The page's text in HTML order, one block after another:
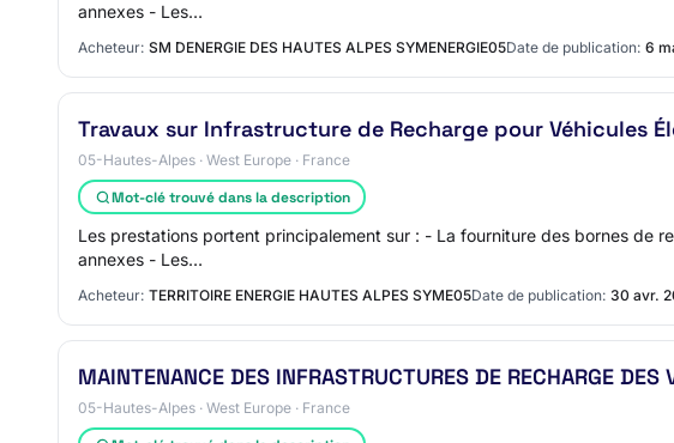
annexes - Les…
Acheteur: SM DENERGIE DES HAUTES ALPES SYMENERGIE05Date de publication: 6
Travaux sur Infrastructure de Recharge pour Véhicules
05-Hautes-Alpes · West Europe · France
Mot-clé trouvé dans la description
Les prestations portent principalement sur : - La fourniture des bornes de
annexes - Les…
Acheteur: TERRITOIRE ENERGIE HAUTES ALPES SYME05Date de publication: 30 avr.
MAINTENANCE DES INFRASTRUCTURES DE RECHARGE
05-Hautes-Alpes · West Europe · France